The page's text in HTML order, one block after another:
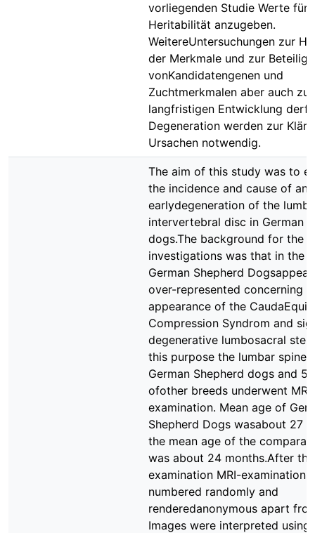
vorliegenden Studie Werte für
Heritabilität anzugeben.
WeitereUntersuchungen zur
der Merkmale und zur
vonKandidatengenen und
Zuchtmerkmalen aber auch zur
langfristigen Entwicklung
Degeneration werden zur
Ursachen notwendig.
The aim of this study was to
the incidence and cause of an
earlydegeneration of the
intervertebral disc in German
dogs.The background for the
investigations was that in the
German Shepherd
over-represented concerning
appearance of the
Compression Syndrom and
degenerative lumbosacral
this purpose the lumbar spine
German Shepherd dogs and
ofother breeds underwent MRI
examination. Mean age of
Shepherd Dogs wasabout 27
the mean age of the
was about 24 months.After the
examination MRI-examinations
numbered randomly and
renderedanonymous apart
Images were interpreted using